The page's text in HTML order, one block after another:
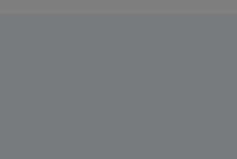
33 proefpersonen, 3